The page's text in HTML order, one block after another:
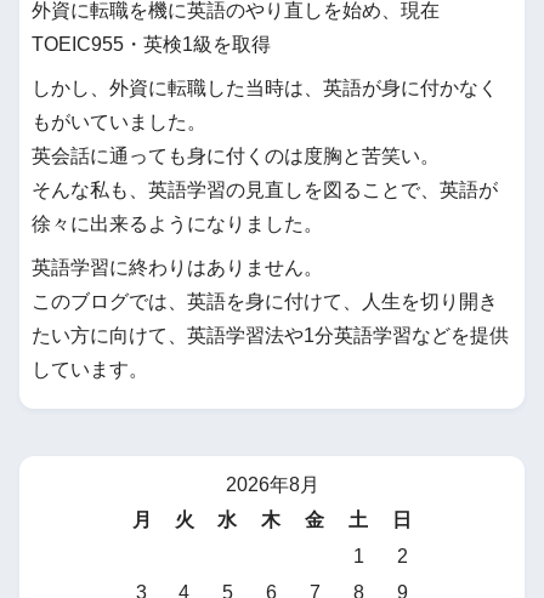
外資に転職を機に英語のやり直しを始め、現在
TOEIC955・英検1級を取得
しかし、外資に転職した当時は、英語が身に付かなく
もがいていました。
英会話に通っても身に付くのは度胸と苦笑い。
そんな私も、英語学習の見直しを図ることで、英語が
徐々に出来るようになりました。
英語学習に終わりはありません。
このブログでは、英語を身に付けて、人生を切り開き
たい方に向けて、英語学習法や1分英語学習などを提供
しています。
2026年8月
月
火 水 木 金 土
日
1
2
3
4 5 6 7 8
9